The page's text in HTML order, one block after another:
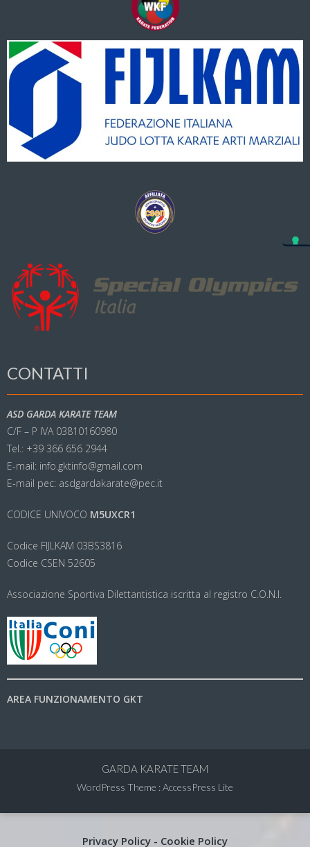
CONTATTI
ASD GARDA KARATE TEAM
C/F – P IVA 03810160980
Tel.: +39 366 656 2944
E-mail: info.gktinfo@gmail.com
E-mail pec: asdgardakarate@pec.it
CODICE UNIVOCO M5UXCR1
Codice FIJLKAM 03BS3816
Codice CSEN 52605
Associazione Sportiva Dilettantistica iscritta al registro C.O.N.I.
AREA FUNZIONAMENTO GKT
GARDA KARATE TEAM
WordPress Theme :AccessPress Lite
Privacy Policy - Cookie Policy